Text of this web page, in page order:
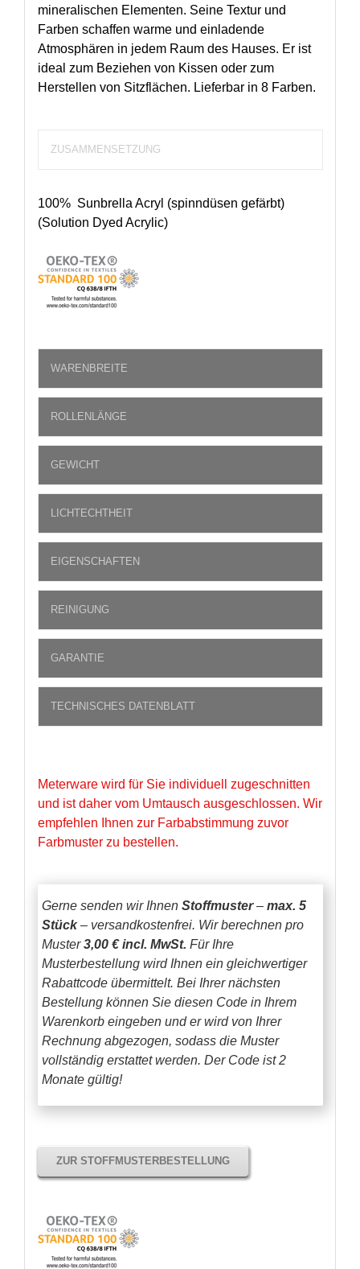
mineralischen Elementen. Seine Textur und
Farben schaffen warme und einladende
Atmosphären in jedem Raum des Hauses. Er ist
ideal zum Beziehen von Kissen oder zum
Herstellen von Sitzflächen. Lieferbar in 8 Farben.
ZUSAMMENSETZUNG
100% Sunbrella Acryl (spinndüsen gefärbt)
(Solution Dyed Acrylic)
WARENBREITE
ROLLENLÄNGE
GEWICHT
LICHTECHTHEIT
EIGENSCHAFTEN
REINIGUNG
GARANTIE
TECHNISCHES DATENBLATT
Meterware wird für Sie individuell zugeschnitten
und ist daher vom Umtausch ausgeschlossen. Wir
empfehlen Ihnen zur Farbabstimmung zuvor
Farbmuster zu bestellen.
Gerne senden wir Ihnen Stoffmuster– max. 5
Stück– versandkostenfrei. Wir berechnen pro
Muster3,00 € incl. MwSt. Für Ihre
Musterbestellung wird Ihnen ein gleichwertiger
Rabattcode übermittelt. Bei Ihrer nächsten
Bestellung können Sie diesen Code in Ihrem
Warenkorb eingeben und er wird von Ihrer
Rechnung abgezogen, sodass die Muster
vollständig erstattet werden. Der Code ist 2
Monate gültig!
ZUR STOFFMUSTERBESTELLUNG